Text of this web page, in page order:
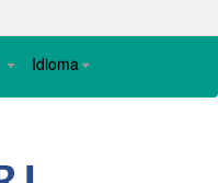
Idioma